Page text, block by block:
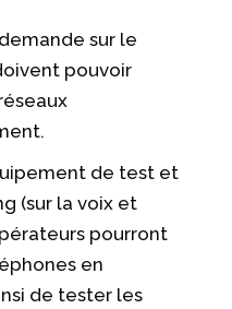
sur le
pouvoir
de test et
(sur la voix et
pourront
en
de tester les